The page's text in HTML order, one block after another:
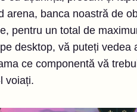
arena, banca noastră de
pentru un total de
desktop, vă puteți vedea
ce componentă vă
voiați.